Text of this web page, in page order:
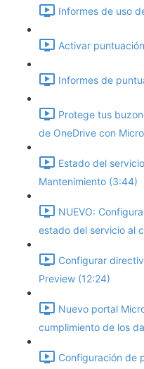
Informes de uso
Activar
Informes de
Protege tus
de OneDrive con
Estado del
Mantenimiento (3:44)
NUEVO:
estado del servicio al
Configurar
Preview (12:24)
Nuevo portal
cumplimiento de los
Configuración de